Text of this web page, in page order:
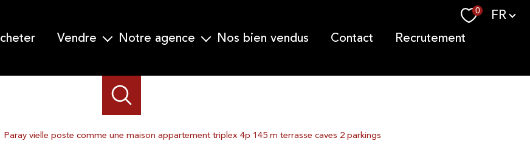
0 Langue
FR
acheter
vendre
Demander une estimation
notre agence
Notre équipe
nos bien vendus contact recrutement
Paray vielle poste comme une maison appartement triplex 4p 145 m terrasse caves 2 parkings